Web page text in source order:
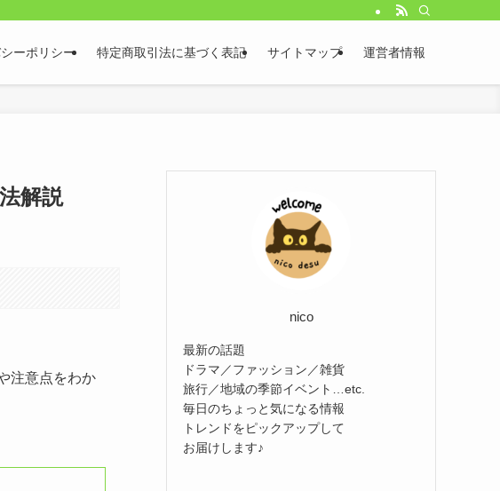
ーポリシー 特定商取引法に基づく表記 サイトマップ 運営者情報
解説
注意点をわか
nico
最新の話題
ドラマ／ファッション／雑貨
旅行／地域の季節イベント…etc.
毎日のちょっと気になる情報
トレンドをピックアップして
お届けします♪